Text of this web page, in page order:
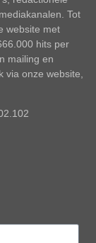
Tot
website met
hits per
mailing en
via onze website,